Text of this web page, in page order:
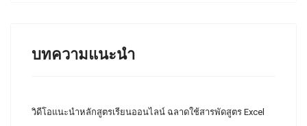
บทความแนะนำ
วิดีโอแนะนำหลักสูตรเรียนออนไลน์ ฉลาดใช้สารพัดสูตร Excel